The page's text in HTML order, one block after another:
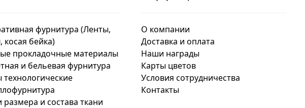
фурнитура (Ленты,
косая бейка)
прокладочные материалы
и бельевая фурнитура
технологические
размера и состава ткани
О компании
Доставка и оплата
Наши награды
Карты цветов
Условия сотрудничества
Контакты